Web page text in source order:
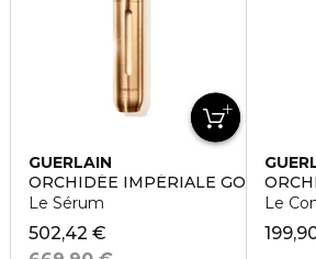
GUERLAIN
ORCHIDÉE IMPÉRIALE GOLD
Le Sérum
502,42 €
Le